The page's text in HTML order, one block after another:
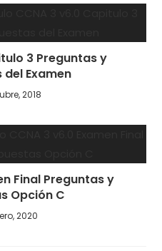
3 Preguntas y
del Examen
2018
Final Preguntas y
Opción C
2020